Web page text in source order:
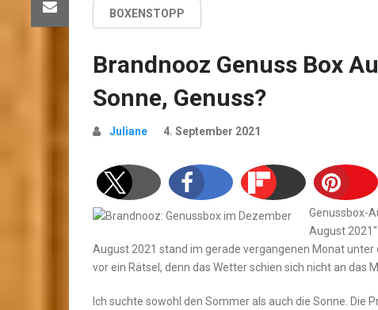
BOXENSTOPP
Brandnooz Genuss Box
Sonne, Genuss?
Juliane 4. September 2021
Genussbox-
August
August 2021 stand im gerade vergangenen Monat
vor ein Rätsel, denn das Wetter schien sich nicht an das
Ich suchte sowohl den Sommer als auch die Sonne. Die